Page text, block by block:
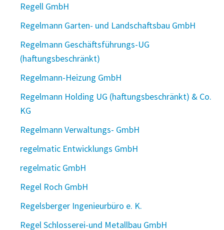
Regell GmbH
Regelmann Garten- und Landschaftsbau GmbH
Regelmann Geschäftsführungs-UG
(haftungsbeschränkt)
Regelmann-Heizung GmbH
Regelmann Holding UG (haftungsbeschränkt) & Co.
KG
Regelmann Verwaltungs- GmbH
regelmatic Entwicklungs GmbH
regelmatic GmbH
Regel Roch GmbH
Regelsberger Ingenieurbüro e. K.
Regel Schlosserei-und Metallbau GmbH